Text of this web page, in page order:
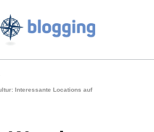
Interessante Locations auf